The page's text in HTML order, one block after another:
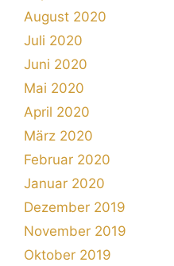
August 2020
Juli 2020
Juni 2020
Mai 2020
April 2020
März 2020
Februar 2020
Januar 2020
Dezember 2019
November 2019
Oktober 2019